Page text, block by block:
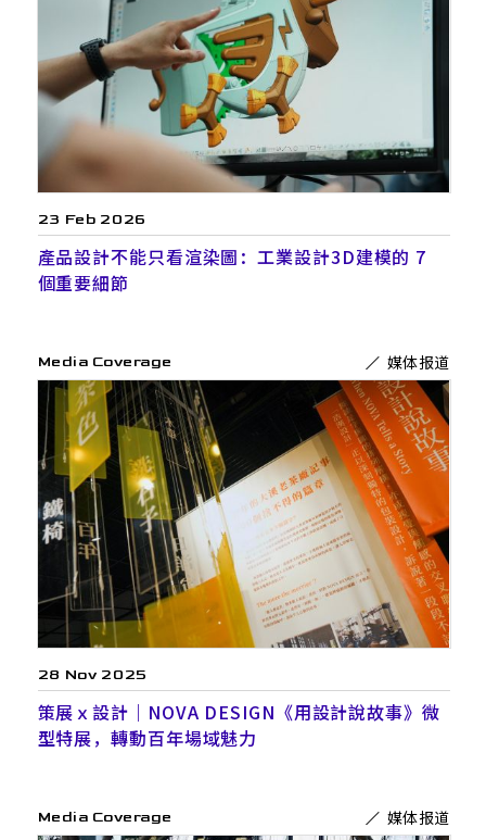
23 Feb 2026
產品設計不能只看渲染圖：工業設計3D建模的 7
個重要細節
Media Coverage 媒体报道
28 Nov 2025
策展ｘ設計｜NOVA DESIGN《用設計說故事》微
型特展，轉動百年場域魅力
Media Coverage 媒体报道